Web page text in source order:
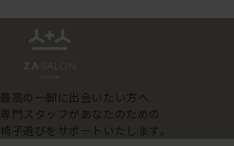
最高の一脚に出会いたい方へ
専門スタッフがあなたのための
椅子選びをサポートいたします。